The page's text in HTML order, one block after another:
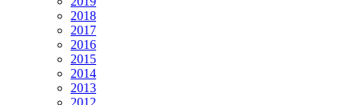
2018
2017
2016
2015
2014
2013
2012